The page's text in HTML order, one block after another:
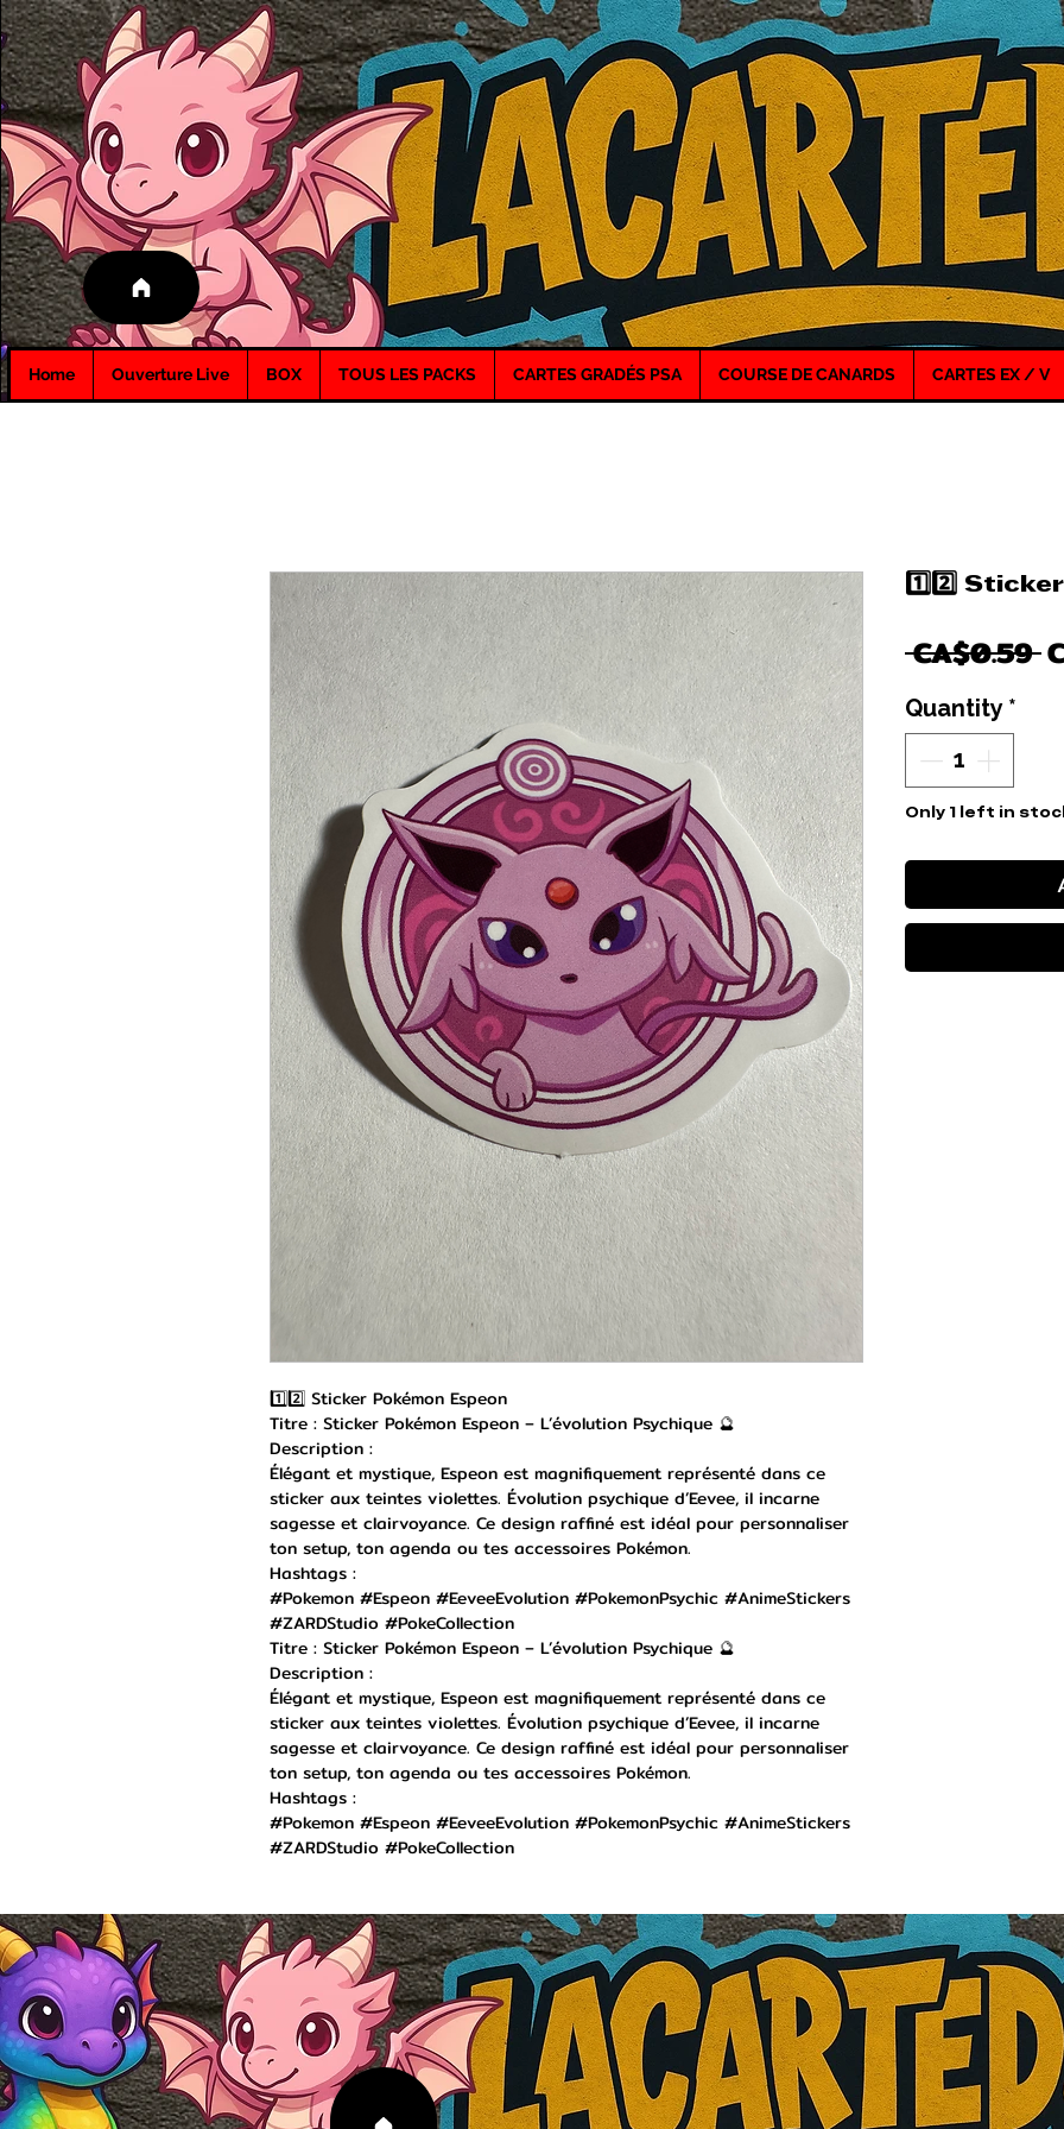
Home Ouverture Live BOX TOUS LES PACKS CARTES GRADÉS PSA COURSE DE CANARDS CARTES EX / V
1️⃣2️⃣ Sticker Pokémon Espeon
Titre : Sticker Pokémon Espeon – L’évolution Psychique 🔮
Description :
Élégant et mystique, Espeon est magnifiquement représenté dans ce
sticker aux teintes violettes. Évolution psychique d’Eevee, il incarne
sagesse et clairvoyance. Ce design raffiné est idéal pour personnaliser
ton setup, ton agenda ou tes accessoires Pokémon.
Hashtags :
#Pokemon #Espeon #EeveeEvolution #PokemonPsychic #AnimeStickers
#ZARDStudio #PokeCollection
Titre : Sticker Pokémon Espeon – L’évolution Psychique 🔮
Description :
Élégant et mystique, Espeon est magnifiquement représenté dans ce
sticker aux teintes violettes. Évolution psychique d’Eevee, il incarne
sagesse et clairvoyance. Ce design raffiné est idéal pour personnaliser
ton setup, ton agenda ou tes accessoires Pokémon.
Hashtags :
#Pokemon #Espeon #EeveeEvolution #PokemonPsychic #AnimeStickers
#ZARDStudio #PokeCollection
1️⃣2️⃣
CA$0.59
Quantity *
Only 1 left in